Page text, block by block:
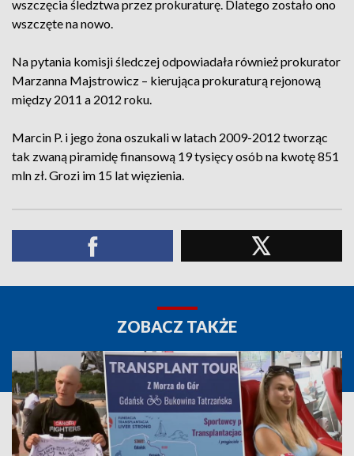
wszczęcia śledztwa przez prokuraturę. Dlatego zostało ono
wszczęte na nowo.
Na pytania komisji śledczej odpowiadała również prokurator
Marzanna Majstrowicz – kierująca prokuraturą rejonową
między 2011 a 2012 roku.
Marcin P. i jego żona oszukali w latach 2009-2012 tworząc
tak zwaną piramidę finansową 19 tysięcy osób na kwotę 851
mln zł. Grozi im 15 lat więzienia.
ZOBACZ TAKŻE